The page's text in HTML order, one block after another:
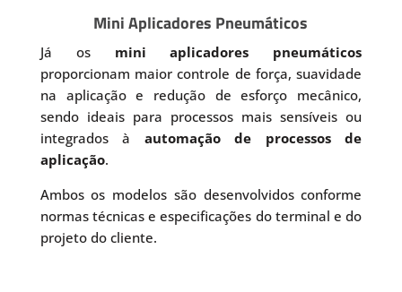
Mini Aplicadores Pneumáticos
Já os mini aplicadores pneumáticos
proporcionam maior controle de força, suavidade
na aplicação e redução de esforço mecânico,
sendo ideais para processos mais sensíveis ou
integrados à automação de processos de
aplicação.
Ambos os modelos são desenvolvidos conforme
normas técnicas e especificações do terminal e do
projeto do cliente.